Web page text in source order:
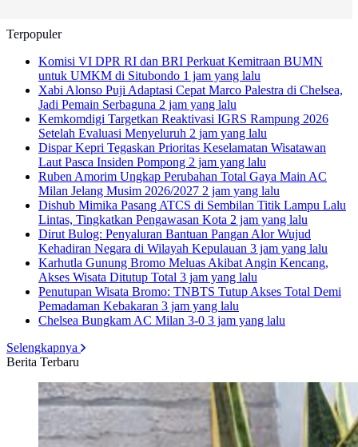
Terpopuler
Komisi VI DPR RI dan BRI Perkuat Kemitraan BUMN
untuk UMKM di Situbondo 1 jam yang lalu
Xabi Alonso Puji Adaptasi Cepat Marco Palestra di Chelsea,
Jadi Pemain Serbaguna 2 jam yang lalu
Kemkomdigi Targetkan Reaktivasi IGRS Rampung 2026
Setelah Evaluasi Menyeluruh 2 jam yang lalu
Dispar Kepri Tegaskan Prioritas Keselamatan Wisatawan
Laut Pasca Insiden Pompong 2 jam yang lalu
Ruben Amorim Ungkap Perubahan Total Gaya Main AC
Milan Jelang Musim 2026/2027 2 jam yang lalu
Dishub Mimika Pasang ATCS di Sembilan Titik Lampu Lalu
Lintas, Tingkatkan Pengawasan Kota 2 jam yang lalu
Dirut Bulog: Penyaluran Bantuan Pangan Alor Wujud
Kehadiran Negara di Wilayah Kepulauan 3 jam yang lalu
Karhutla Gunung Bromo Meluas Akibat Angin Kencang,
Akses Wisata Ditutup Total 3 jam yang lalu
Penutupan Wisata Bromo: TNBTS Tutup Akses Total Demi
Pemadaman Kebakaran 3 jam yang lalu
Chelsea Bungkam AC Milan 3-0 3 jam yang lalu
Selengkapnya
Berita Terbaru